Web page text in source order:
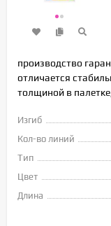
производство
отличается
толщиной в
Изгиб
Кол-во линий
Тип
Цвет
Длина